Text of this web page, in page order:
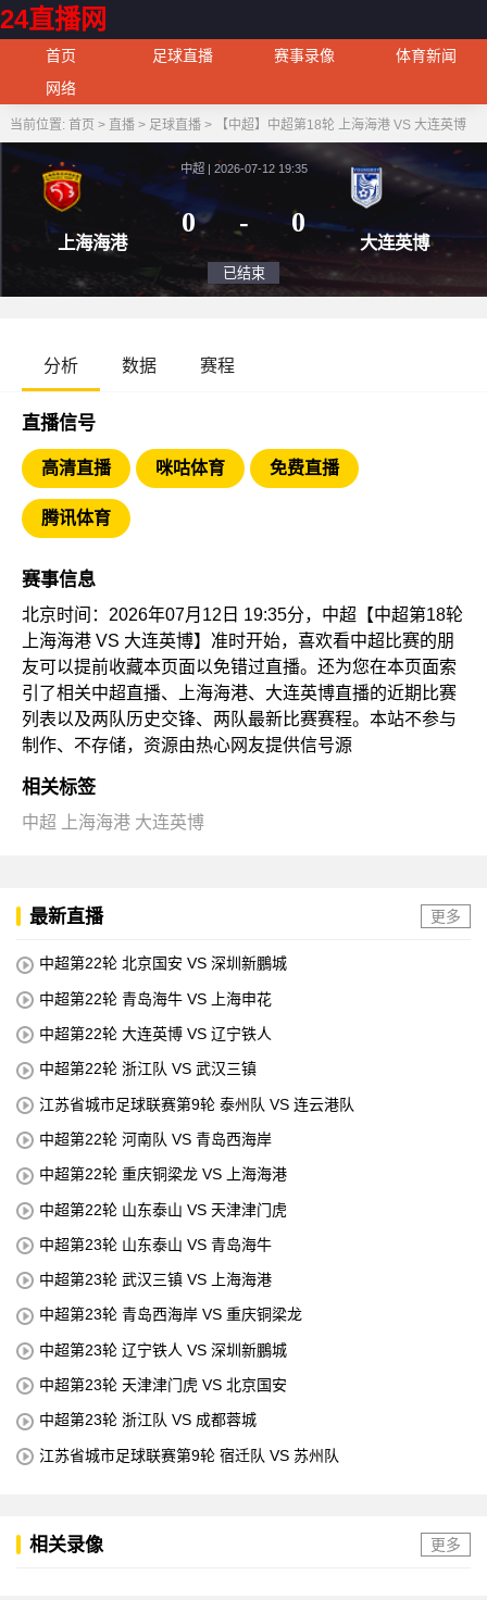
24直播网
首页 足球直播 赛事录像
体育新闻
网络
当前位置: 首页 > 直播> 足球直播> 【中超】中超第18轮 上海海港 VS 大连英博
上海海港
中超 | 2026-07-12 19:35
0
大连
分析 数据 赛程
直播信号
高清直播 咪咕体育 免费直播
腾讯体育
赛事信息
北京时间：2026年07月12日 19:35分，中超【中超第18轮
上海海港 VS 大连英博】准时开始，喜欢看中超比赛的朋
友可以提前收藏本页面以免错过直播。还为您在本页面索
引了相关中超直播、上海海港、大连英博直播的近期比赛
列表以及两队历史交锋、两队最新比赛赛程。本站不参与
制作、不存储，资源由热心网友提供信号源
相关标签
中超 上海海港 大连英博
最新直播 更多
中超第22轮 北京国安 VS 深圳新鵬城
中超第22轮 青岛海牛 VS 上海申花
中超第22轮 大连英博 VS 辽宁铁人
中超第22轮 浙江队 VS 武汉三镇
江苏省城市足球联赛第9轮 泰州队 VS 连云港队
中超第22轮 河南队 VS 青岛西海岸
中超第22轮 重庆铜梁龙 VS 上海海港
中超第22轮 山东泰山 VS 天津津门虎
中超第23轮 山东泰山 VS 青岛海牛
中超第23轮 武汉三镇 VS 上海海港
中超第23轮 青岛西海岸 VS 重庆铜梁龙
中超第23轮 辽宁铁人 VS 深圳新鵬城
中超第23轮 天津津门虎 VS 北京国安
中超第23轮 浙江队 VS 成都蓉城
江苏省城市足球联赛第9轮 宿迁队 VS 苏州队
相关录像 更多